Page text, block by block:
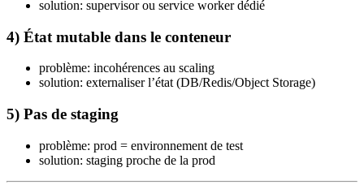
solution: supervisor ou service worker dédié
4) État mutable dans le conteneur
problème: incohérences au scaling
solution: externaliser l’état (DB/Redis/Object Storage)
5) Pas de staging
problème: prod = environnement de test
solution: staging proche de la prod